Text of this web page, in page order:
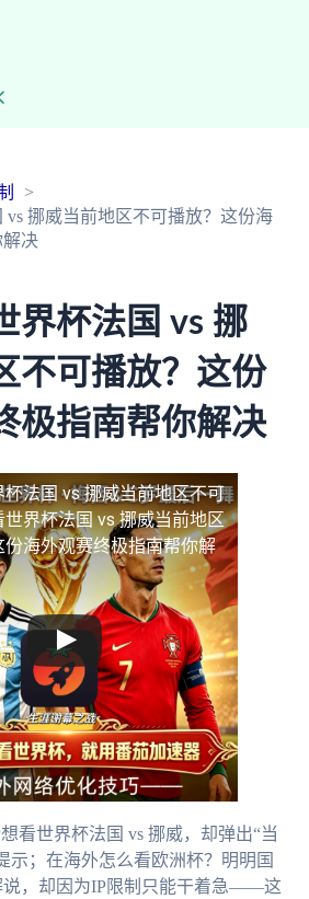
vs 挪威当前地区不可播放？这份海
决
界杯法国 vs 挪
不可播放？这份
极指南帮你解决
法国 vs 挪威当前地区不可
世界杯法国 vs 挪威当前地区
海外观赛终极指南帮你解
看世界杯法国 vs 挪威，却弹出“当
示；在海外怎么看欧洲杯？明明国
说，却因为IP限制只能干着急——这